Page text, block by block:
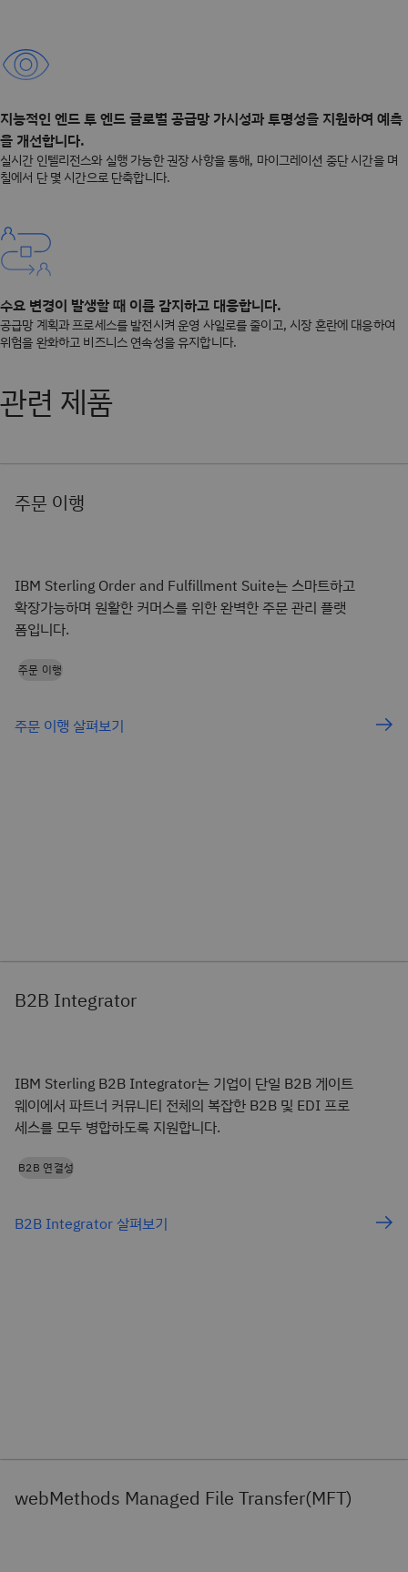
지능적인 엔드 투 엔드 글로벌 공급망 가시성과 투명성을 지원하여 예측
을 개선합니다.
실시간 인텔리전스와 실행 가능한 권장 사항을 통해, 마이그레이션 중단 시간을 며
칠에서 단 몇 시간으로 단축합니다.
수요 변경이 발생할 때 이를 감지하고 대응합니다.
공급망 계획과 프로세스를 발전시켜 운영 사일로를 줄이고, 시장 혼란에 대응하여
위험을 완화하고 비즈니스 연속성을 유지합니다.
관련 제품
주문 이행
IBM Sterling Order and Fulfillment Suite는 스마트하고
확장가능하며 원활한 커머스를 위한 완벽한 주문 관리 플랫
폼입니다.
주문 이행
주문 이행 살펴보기
B2B Integrator
IBM Sterling B2B Integrator는 기업이 단일 B2B 게이트
웨이에서 파트너 커뮤니티 전체의 복잡한 B2B 및 EDI 프로
세스를 모두 병합하도록 지원합니다.
B2B 연결성
B2B Integrator 살펴보기
webMethods Managed File Transfer(MFT)